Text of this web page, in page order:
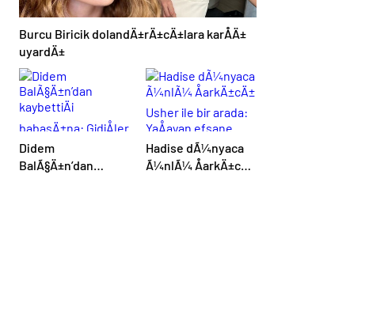
Burcu Biricik dolandÄ±rÄ±cÄ±lara karÅÄ±
uyardÄ±
Didem
BalÃ§Ä±n’dan
Hadise dÃ¼nyaca
Ã¼nlÃ¼ ÅarkÄ±cÄ±